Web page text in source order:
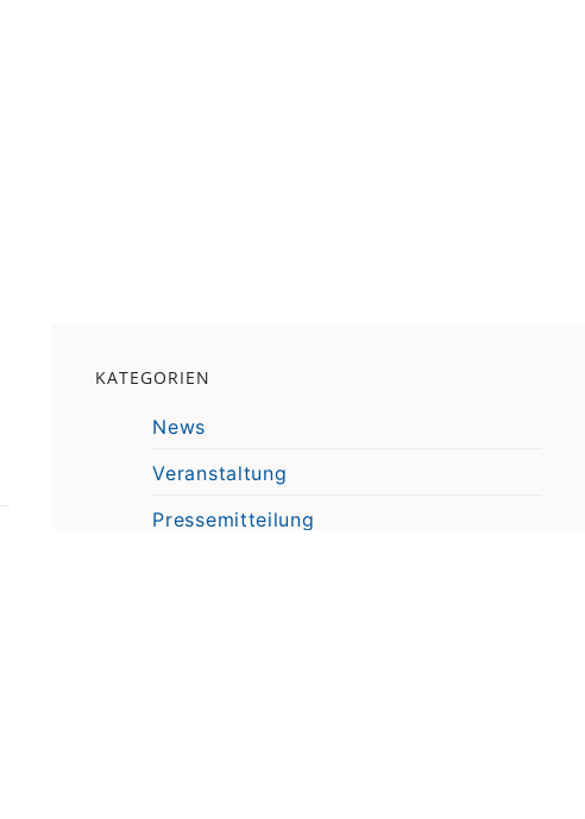
KATEGORIEN
News
Veranstaltung
Pressemitteilung